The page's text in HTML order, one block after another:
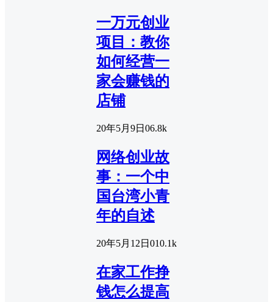
一万元创业
项目：教你
如何经营一
家会赚钱的
店铺
20年5月9日 06.8k
网络创业故
事：一个中
国台湾小青
年的自述
20年5月12日 010.1k
在家工作挣
钱怎么提高